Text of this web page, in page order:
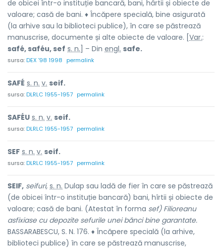
de obicei într-o instituție bancară, bani, hârtii și obiecte de
valoare; casă de bani. ♦ Încăpere specială, bine asigurată
(la arhive sau la biblioteci publice), în care se păstrează
manuscrise, documente și alte obiecte de valoare. [ Var.:
safé, saféu, sef s. n. ] – Din engl. safe.
sursa:DEX '98 1998 permalink
SAFÉ s. n. v. seif.
sursa:DLRLC 1955-1957 permalink
SAFÉU s. n. v. seif.
sursa:DLRLC 1955-1957 permalink
SEF s. n. v. seif.
sursa:DLRLC 1955-1957 permalink
SEIF, seifuri, s. n. Dulap sau ladă de fier în care se păstrează
(de obicei într-o instituție bancară) bani, hîrtii și obiecte de
valoare; casă de bani. (Atestat în forma sef) Filioreanu
asfixiase cu depozite sefurile unei bănci bine garantate.
BASSARABESCU, S. N. 176. ♦ Încăpere specială (la arhive,
biblioteci publice) în care se păstrează manuscrise,